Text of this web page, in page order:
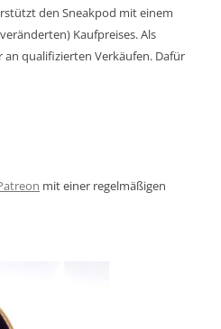
den Sneakpod mit einem
Kaufpreises. Als
qualifizierten Verkäufen. Dafür
mit einer regelmäßigen